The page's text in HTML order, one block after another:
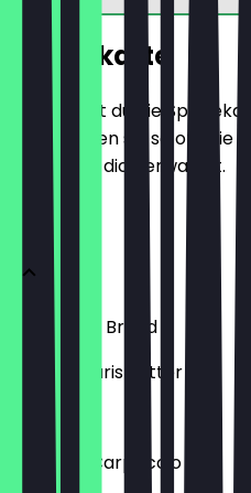
Speisekarte
Hier findest du die
aktualisieren sie so oft wie
weißt, was dich erwartet.
Sourdough Bread
Café de Paris Butter
€ 7,00
Kohlrabi-Carpaccio